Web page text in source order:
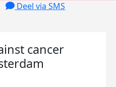
Deel via SMS
cancer